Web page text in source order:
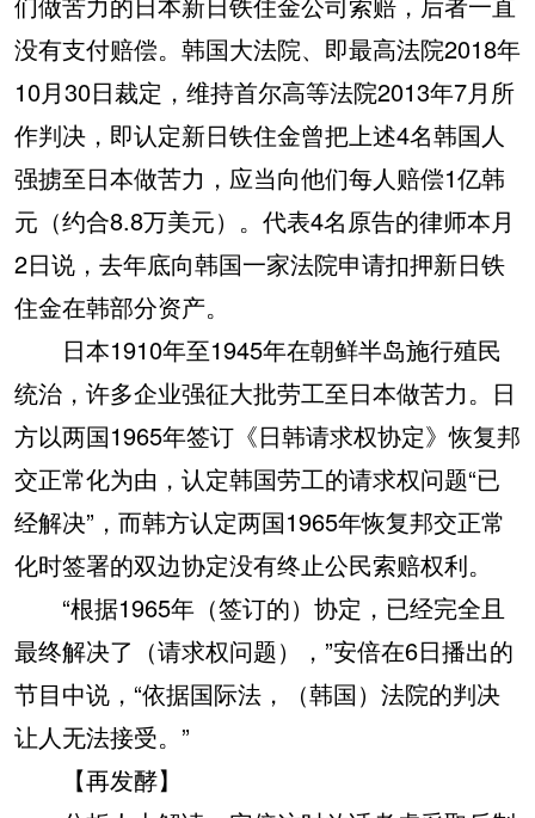
没有支付赔偿。韩国大法院、即最高法院2018年
10月30日裁定，维持首尔高等法院2013年7月所
作判决，即认定新日铁住金曾把上述4名韩国人
强掳至日本做苦力，应当向他们每人赔偿1亿韩
元（约合8.8万美元）。代表4名原告的律师本月
2日说，去年底向韩国一家法院申请扣押新日铁
住金在韩部分资产。
日本1910年至1945年在朝鲜半岛施行殖民
统治，许多企业强征大批劳工至日本做苦力。日
方以两国1965年签订《日韩请求权协定》恢复邦
交正常化为由，认定韩国劳工的请求权问题“已
经解决”，而韩方认定两国1965年恢复邦交正常
化时签署的双边协定没有终止公民索赔权利。
“根据1965年（签订的）协定，已经完全且
最终解决了（请求权问题），”安倍在6日播出的
节目中说，“依据国际法，（韩国）法院的判决
让人无法接受。”
【再发酵】